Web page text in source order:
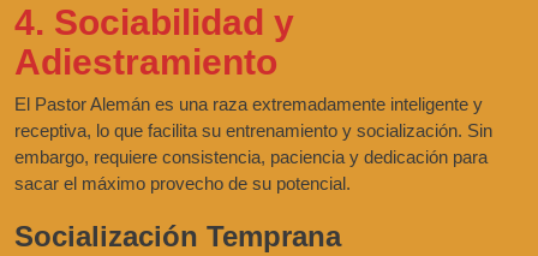
4. Sociabilidad y
Adiestramiento
El Pastor Alemán es una raza extremadamente inteligente y
receptiva, lo que facilita su entrenamiento y socialización. Sin
embargo, requiere consistencia, paciencia y dedicación para
sacar el máximo provecho de su potencial.
Socialización Temprana